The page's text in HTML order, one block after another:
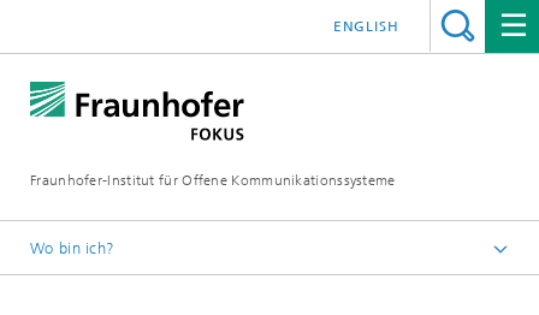
Fraunhofer-Institut für Offene Kommunikationssysteme
ENGLISH
Wo bin ich?